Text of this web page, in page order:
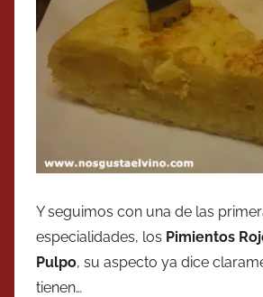
Y seguimos con una de las
especialidades, los Pimientos
Pulpo, su aspecto ya dice
tienen…